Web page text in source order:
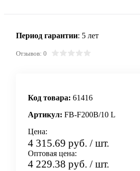
Период гарантии: 5 лет
Отзывов: 0
Код товара: 61416
Артикул: FB-F200B/10 L
Цена:
4 315.69 руб. / шт.
Оптовая цена:
4 229.38 руб. / шт.